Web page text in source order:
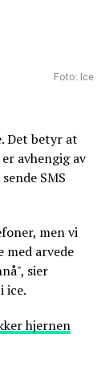
Foto: Ice
Det betyr at
avhengig av
SMS
men vi
arvede
sier
ice.
hjernen